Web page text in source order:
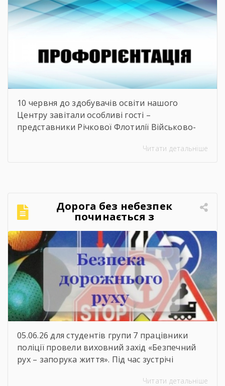
молоді […]
10 червня до здобувачів освіти нашого
Центру завітали особливі гості –
представники Річкової Флотилії Військово-
зустрічі студенти дізналися про особливості
розповіли про:🔹 важливу місію захисту
річкових шляхів та протидії морським
загрозам;🔹 можливості професійного […]
Читати детальніше
Дорога без небезпек
починається з
05.06.26 для студентів групи 7 працівники
поліції провели виховний захід «Безпечний
рух – запорука життя». Під час зустрічі
дорожнього руху, дізналися про важливість
Читати детальніше